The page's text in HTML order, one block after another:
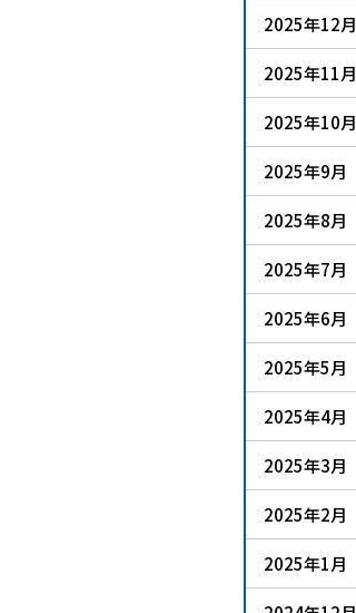
2025年12月
2025年11月
2025年10月
2025年9月
2025年8月
2025年7月
2025年6月
2025年5月
2025年4月
2025年3月
2025年2月
2025年1月